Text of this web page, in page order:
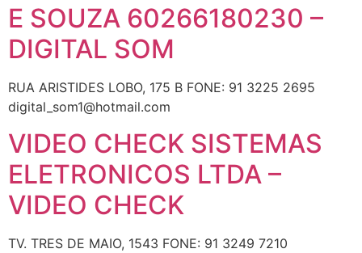
E SOUZA 60266180230 –
DIGITAL SOM
RUA ARISTIDES LOBO, 175 B FONE: 91 3225 2695
digital_som1@hotmail.com
VIDEO CHECK SISTEMAS
ELETRONICOS LTDA –
VIDEO CHECK
TV. TRES DE MAIO, 1543 FONE: 91 3249 7210